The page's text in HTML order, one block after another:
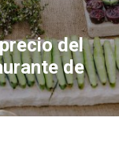
del
de